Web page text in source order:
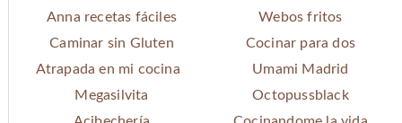
Anna recetas fáciles
Webos fritos
Caminar sin Gluten
Cocinar para dos
Atrapada en mi cocina
Umami Madrid
Megasilvita
Octopussblack